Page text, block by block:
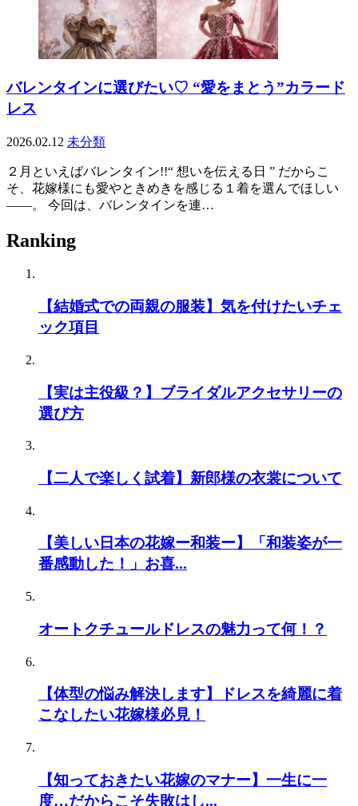
バレンタインに選びたい♡ “愛をまとう”カラード
レス
2026.02.12 未分類
２月といえばバレンタイン!!“ 想いを伝える日 ” だからこ
そ、花嫁様にも愛やときめきを感じる１着を選んでほしい
――。 今回は、バレンタインを連…
Ranking
【結婚式での両親の服装】気を付けたいチェ
ック項目
【実は主役級？】ブライダルアクセサリーの
選び方
【二人で楽しく試着】新郎様の衣裳について
【美しい日本の花嫁ー和装ー】「和装姿が一
番感動した！」お喜...
オートクチュールドレスの魅力って何！？
【体型の悩み解決します】ドレスを綺麗に着
こなしたい花嫁様必見！
【知っておきたい花嫁のマナー】一生に一
度…だからこそ失敗はし...